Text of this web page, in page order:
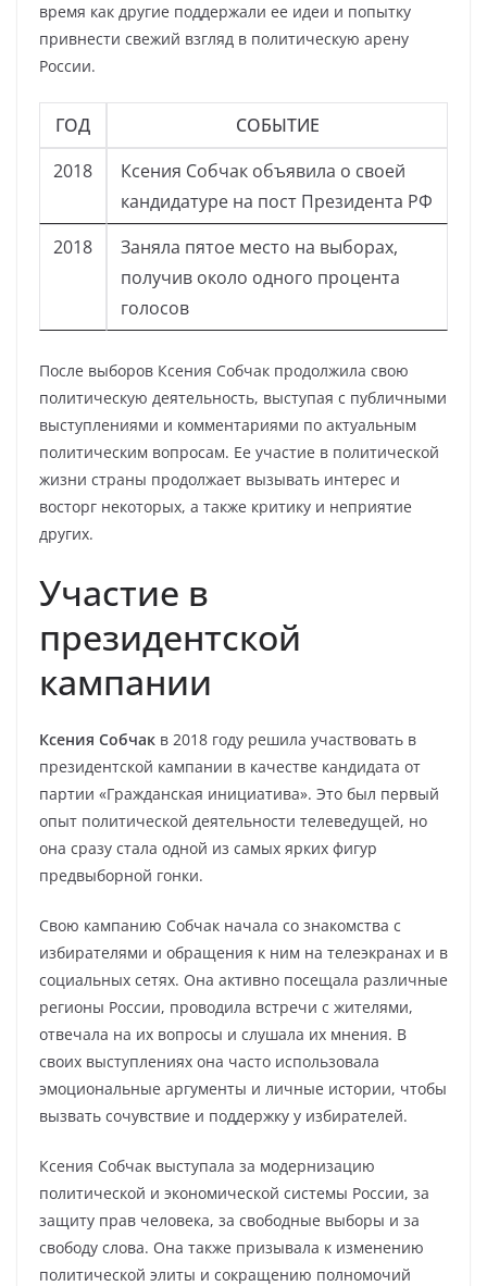
время как другие поддержали ее идеи и попытку
привнести свежий взгляд в политическую арену
России.
ГОД
СОБЫТИЕ
2018
Ксения Собчак объявила о своей
кандидатуре на пост Президента РФ
2018
Заняла пятое место на выборах,
получив около одного процента
голосов
После выборов Ксения Собчак продолжила свою
политическую деятельность, выступая с публичными
выступлениями и комментариями по актуальным
политическим вопросам. Ее участие в политической
жизни страны продолжает вызывать интерес и
восторг некоторых, а также критику и неприятие
других.
Участие в
президентской
кампании
Ксения Собчак в 2018 году решила участвовать в
президентской кампании в качестве кандидата от
партии «Гражданская инициатива». Это был первый
опыт политической деятельности телеведущей, но
она сразу стала одной из самых ярких фигур
предвыборной гонки.
Свою кампанию Собчак начала со знакомства с
избирателями и обращения к ним на телеэкранах и в
социальных сетях. Она активно посещала различные
регионы России, проводила встречи с жителями,
отвечала на их вопросы и слушала их мнения. В
своих выступлениях она часто использовала
эмоциональные аргументы и личные истории, чтобы
вызвать сочувствие и поддержку у избирателей.
Ксения Собчак выступала за модернизацию
политической и экономической системы России, за
защиту прав человека, за свободные выборы и за
свободу слова. Она также призывала к изменению
политической элиты и сокращению полномочий